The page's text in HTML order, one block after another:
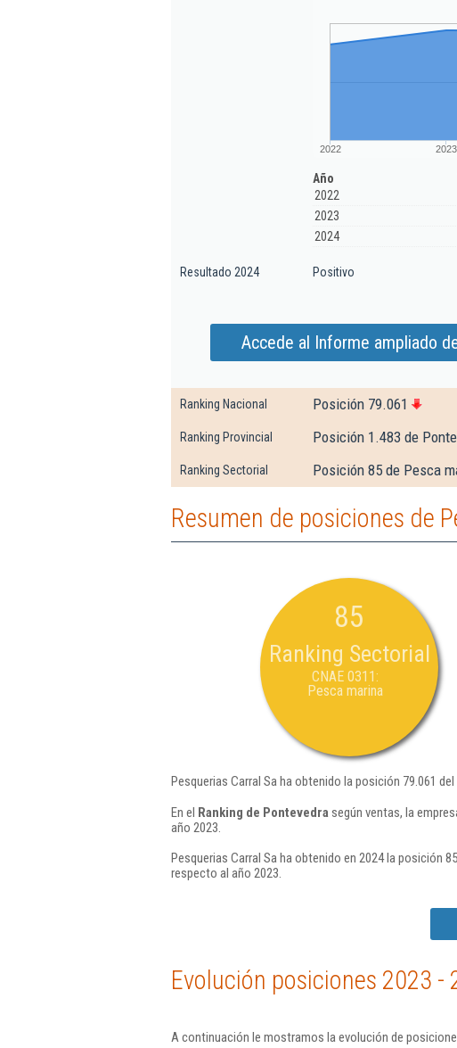
2022 2023
Año
2022
2023
2024
Resultado 2024 Positivo
Accede al Informe ampliado
Ranking Nacional Posición 79.061
Ranking Provincial Posición 1.483 de
Ranking Sectorial Posición 85 de Pesca
Resumen de posiciones de
85
Ranking Sectorial
CNAE 0311:
Pesca marina
Pesquerias Carral Sa ha obtenido la posición 79.061 del
En el Ranking de Pontevedra según ventas, la
año 2023.
Pesquerias Carral Sa ha obtenido en 2024 la posición
respecto al año 2023.
Evolución posiciones 2023 -
A continuación le mostramos la evolución de